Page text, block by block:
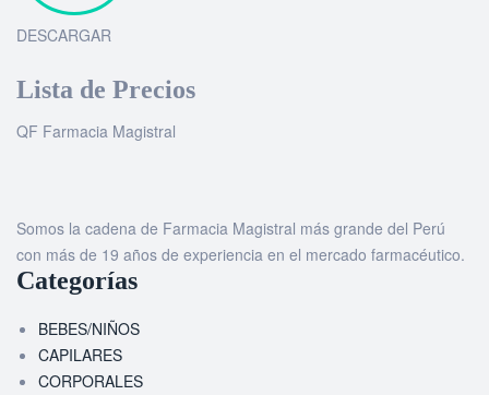
DESCARGAR
Lista de Precios
QF Farmacia Magistral
Somos la cadena de Farmacia Magistral más grande del Perú
con más de 19 años de experiencia en el mercado farmacéutico.
Categorías
BEBES/NIÑOS
CAPILARES
CORPORALES